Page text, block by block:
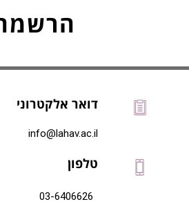
דואר אלקטרוני
info@lahav.ac.il
טלפון
03-6406626